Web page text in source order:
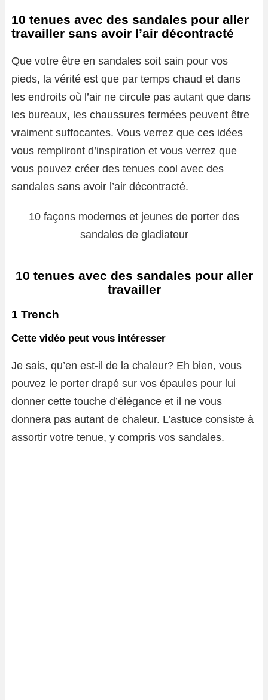
10 tenues avec des sandales pour aller
travailler sans avoir l’air décontracté
Que votre être en sandales soit sain pour vos
pieds, la vérité est que par temps chaud et dans
les endroits où l’air ne circule pas autant que dans
les bureaux, les chaussures fermées peuvent être
vraiment suffocantes. Vous verrez que ces idées
vous rempliront d’inspiration et vous verrez que
vous pouvez créer des tenues cool avec des
sandales sans avoir l’air décontracté.
10 façons modernes et jeunes de porter des
sandales de gladiateur
10 tenues avec des sandales pour aller
travailler
1 Trench
Cette vidéo peut vous intéresser
Je sais, qu’en est-il de la chaleur? Eh bien, vous
pouvez le porter drapé sur vos épaules pour lui
donner cette touche d’élégance et il ne vous
donnera pas autant de chaleur. L’astuce consiste à
assortir votre tenue, y compris vos sandales.